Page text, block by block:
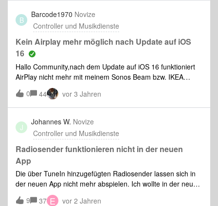
B
Barcode1970 Novize
Controller und Musikdienste
Kein Airplay mehr möglich nach Update auf iOS
16
Hallo Community,nach dem Update auf iOS 16 funktioniert
AirPlay nicht mehr mit meinem Sonos Beam bzw. IKEA
Symfonisk. Handy ein/ausgeschaltet, Boxen
ein/ausgeschaltet (Stromlos)-schon versucht. Alle Updates
vorhanden. AirPlay über iPad OS15.x funktioniert ohne
Probleme. Danke für Eure Hilfe
0 44 vor 3 Jahren
J
Johannes W. Novize
Controller und Musikdienste
Radiosender funktionieren nicht in der neuen
App
Die über TuneIn hinzugefügten Radiosender lassen sich in
der neuen App nicht mehr abspielen. Ich wollte in der neuen
Sonos App TuneIn als Radiodienst hinzufügen, da kommt
die Nachricht “Ein Fehler ist aufgetreten”. Ich nutze
9 37 E vor 2 Jahren